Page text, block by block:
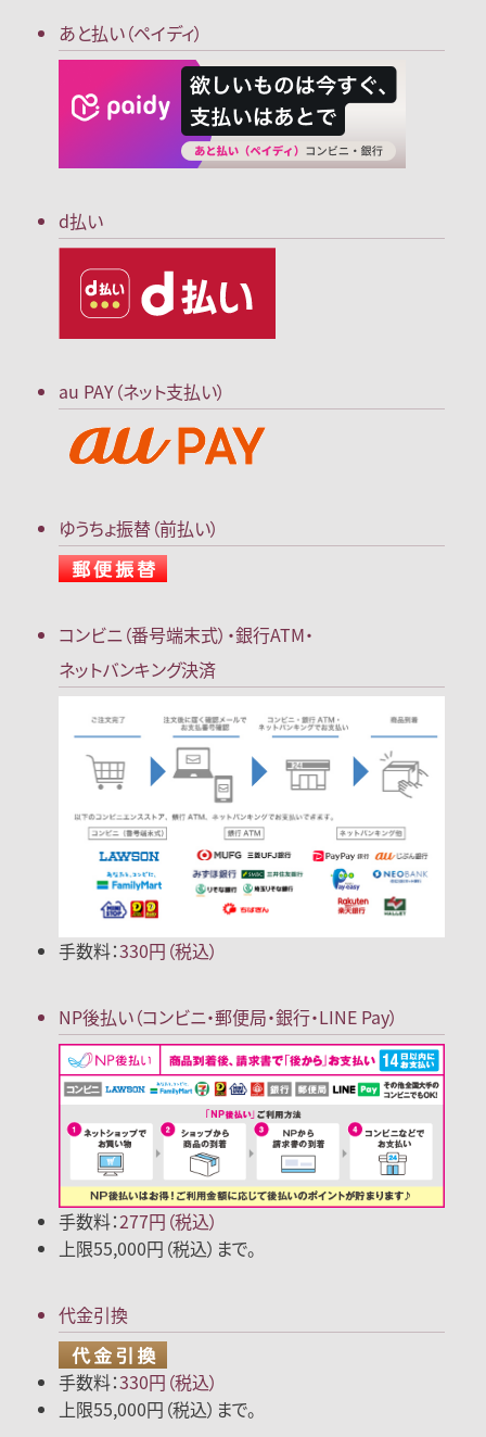
あと払い（ペイディ）
d払い
au PAY（ネット支払い）
ゆうちょ振替（前払い）
コンビニ（番号端末式）・銀行ATM・
ネットバンキング決済
手数料：330円（税込）
NP後払い（コンビニ・郵便局・銀行・LINE Pay）
手数料：277円（税込）
上限55,000円（税込）まで。
代金引換
手数料：330円（税込）
上限55,000円（税込）まで。